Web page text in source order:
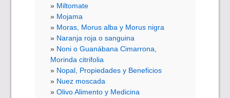
Miltomate
Mojama
Moras, Morus alba y Morus nigra
Naranja roja o sanguina
Noni o Guanábana Cimarrona,
Morinda citrifolia
Nopal, Propiedades y Beneficios
Nuez moscada
Olivo Alimento y Medicina